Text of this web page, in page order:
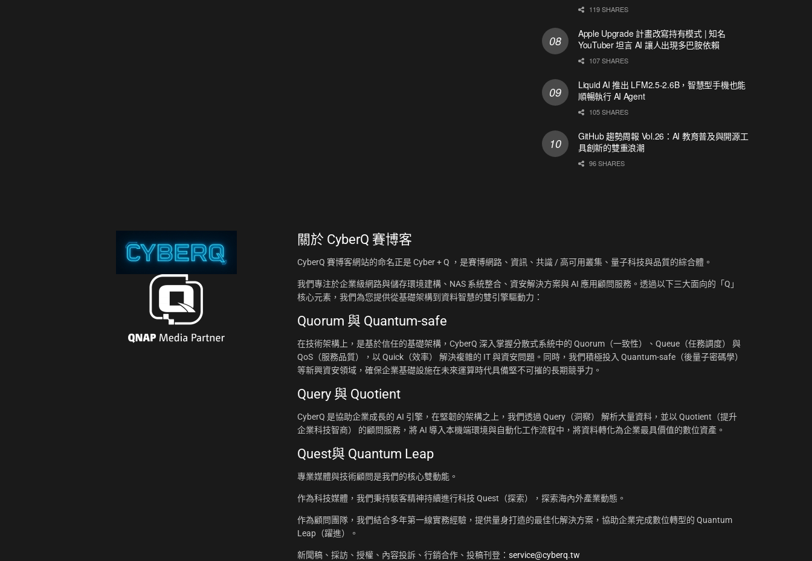
119 SHARES
Apple Upgrade 計畫改寫持有模式 | 知名
YouTuber 坦言 AI 讓人出現多巴胺依賴
107 SHARES
Liquid AI 推出 LFM2.5-2.6B，智慧型手機也能
順暢執行 AI Agent
105 SHARES
GitHub 趨勢周報 Vol.26：AI 教育普及與開源工
具創新的雙重浪潮
96 SHARES
關於 CyberQ 賽博客
CyberQ 賽博客網站的命名正是 Cyber + Q ，是賽博網路、資訊、共識 / 高可用叢集、量子科技與品質的綜合體。
我們專注於企業級網路與儲存環境建構、NAS 系統整合、資安解決方案與 AI 應用顧問服務。透過以下三大面向的「Q」
核心元素，我們為您提供從基礎架構到資料智慧的雙引擎驅動力：
Quorum 與 Quantum-safe
在技術架構上，是基於信任的基礎架構，CyberQ 深入掌握分散式系統中的 Quorum（一致性）、Queue（任務調度） 與
QoS（服務品質），以 Quick（效率） 解決複雜的 IT 與資安問題。同時，我們積極投入 Quantum-safe（後量子密碼學）
等新興資安領域，確保企業基礎設施在未來運算時代具備堅不可摧的長期競爭力。
Query 與 Quotient
CyberQ 是協助企業成長的 AI 引擎，在堅韌的架構之上，我們透過 Query（洞察） 解析大量資料，並以 Quotient（提升
企業科技智商） 的顧問服務，將 AI 導入本機端環境與自動化工作流程中，將資料轉化為企業最具價值的數位資產。
Quest與 Quantum Leap
專業媒體與技術顧問是我們的核心雙動能。
作為科技媒體，我們秉持駭客精神持續進行科技 Quest（探索），探索海內外產業動態。
作為顧問團隊，我們結合多年第一線實務經驗，提供量身打造的最佳化解決方案，協助企業完成數位轉型的 Quantum
Leap（躍進）。
新聞稿、採訪、授權、內容投訴、行銷合作、投稿刊登： service@cyberq.tw